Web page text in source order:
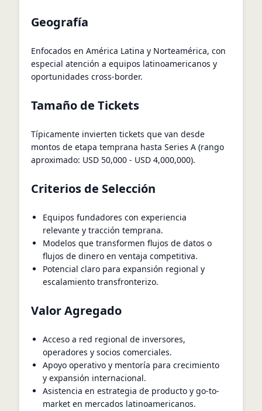
Geografía
Enfocados en América Latina y Norteamérica, con
especial atención a equipos latinoamericanos y
oportunidades cross-border.
Tamaño de Tickets
Típicamente invierten tickets que van desde
montos de etapa temprana hasta Series A (rango
aproximado: USD 50,000 - USD 4,000,000).
Criterios de Selección
Equipos fundadores con experiencia
relevante y tracción temprana.
Modelos que transformen flujos de datos o
flujos de dinero en ventaja competitiva.
Potencial claro para expansión regional y
escalamiento transfronterizo.
Valor Agregado
Acceso a red regional de inversores,
operadores y socios comerciales.
Apoyo operativo y mentoría para crecimiento
y expansión internacional.
Asistencia en estrategia de producto y go-to-
market en mercados latinoamericanos.